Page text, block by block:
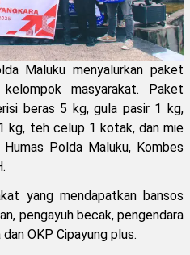
Maluku menyalurkan paket
masyarakat. Paket
beras 5 kg, gula pasir 1 kg,
kg, teh celup 1 kotak, dan mie
Polda Maluku, Kombes
yang mendapatkan bansos
pengayuh becak, pengendara
OKP Cipayung plus.